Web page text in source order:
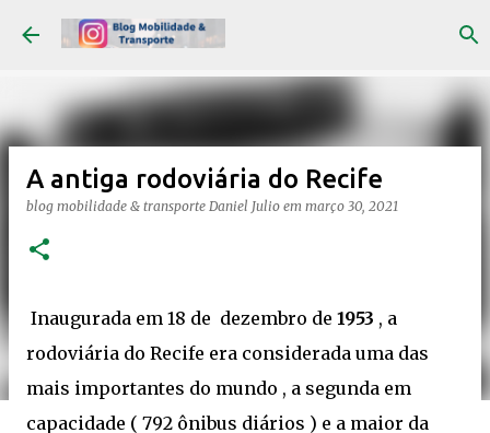
Pular para o conteúdo principal
A antiga rodoviária do Recife
blog mobilidade & transporte Daniel Julio em março 30, 2021
Inaugurada em 18 de dezembro de 1953 , a
rodoviária do Recife era considerada uma das
mais importantes do mundo , a segunda em
capacidade ( 792 ônibus diários ) e a maior da